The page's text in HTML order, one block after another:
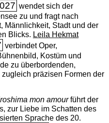
wendet sich der
zu und fragt nach
Männlichkeit, Stadt und der
Blicks. Leila Hekmat
verbindet Oper,
Kostüm und
zu überbordenden,
präzisen Formen der
mon amourführt der
zur Liebe im Schatten des
Sprache des 20.